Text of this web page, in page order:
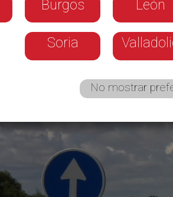
de Mercancías del
sector", así como los
Burgos León
Soria
No mostrar